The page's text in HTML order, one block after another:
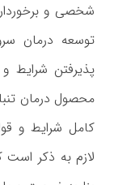
شخصی و
توسعه درمان
پذیرفتن
محصول درمان
کامل شرایط و
لازم به ذکر